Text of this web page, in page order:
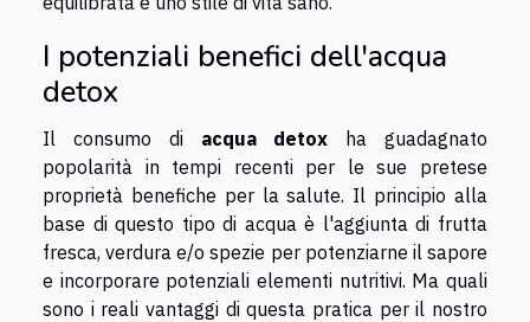
I potenziali benefici dell'acqua
detox
Il consumo di acqua detox ha guadagnato
popolarità in tempi recenti per le sue pretese
proprietà benefiche per la salute. Il principio alla
base di questo tipo di acqua è l'aggiunta di frutta
fresca, verdura e/o spezie per potenziarne il sapore
e incorporare potenziali elementi nutritivi. Ma quali
sono i reali vantaggi di questa pratica per il nostro